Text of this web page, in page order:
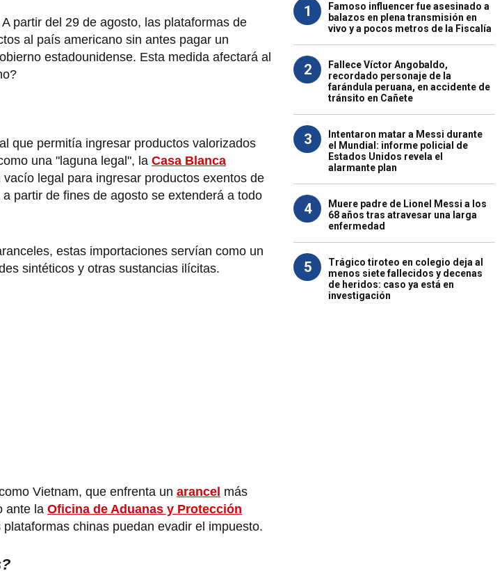
partir del 29 de agosto, las plataformas de
al país americano sin antes pagar un
estadounidense. Esta medida afectará al
que permitía ingresar productos valorizados
una "laguna legal", la Casa Blanca
legal para ingresar productos exentos de
partir de fines de agosto se extenderá a todo
estas importaciones servían como un
sintéticos y otras sustancias ilícitas.
Vietnam, que enfrenta un arancel más
ante la Oficina de Aduanas y Protección
chinas puedan evadir el impuesto.
1
Famoso influencer fue asesinado a
balazos en plena transmisión en
vivo y a pocos metros de la Fiscalía
2
Fallece Víctor Angobaldo,
recordado personaje de la
farándula peruana, en accidente de
tránsito en Cañete
3
Intentaron matar a Messi durante
el Mundial: informe policial de
Estados Unidos revela el
alarmante plan
4
Muere padre de Lionel Messi a los
68 años tras atravesar una larga
enfermedad
5
Trágico tiroteo en colegio deja al
menos siete fallecidos y decenas
de heridos: caso ya está en
investigación